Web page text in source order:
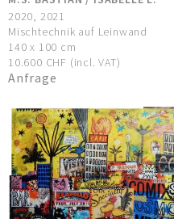
2020, 2021
Mischtechnik auf Leinwand
140 x 100 cm
10.600 CHF (incl. VAT)
Anfrage